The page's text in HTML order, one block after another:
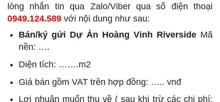
lòng nhắn tin qua Zalo/Viber qua số điện thoại
0949.124.589 với nội dung như sau:
Bán/ký gửi Dự Án Hoàng Vinh Riverside Mã
nền: ….
Diện tích: …….m2
Giá bán gồm VAT trên hợp đồng: ….. vnđ
Lợi nhuận muốn thu về ( sau khi trừ các chi phí: